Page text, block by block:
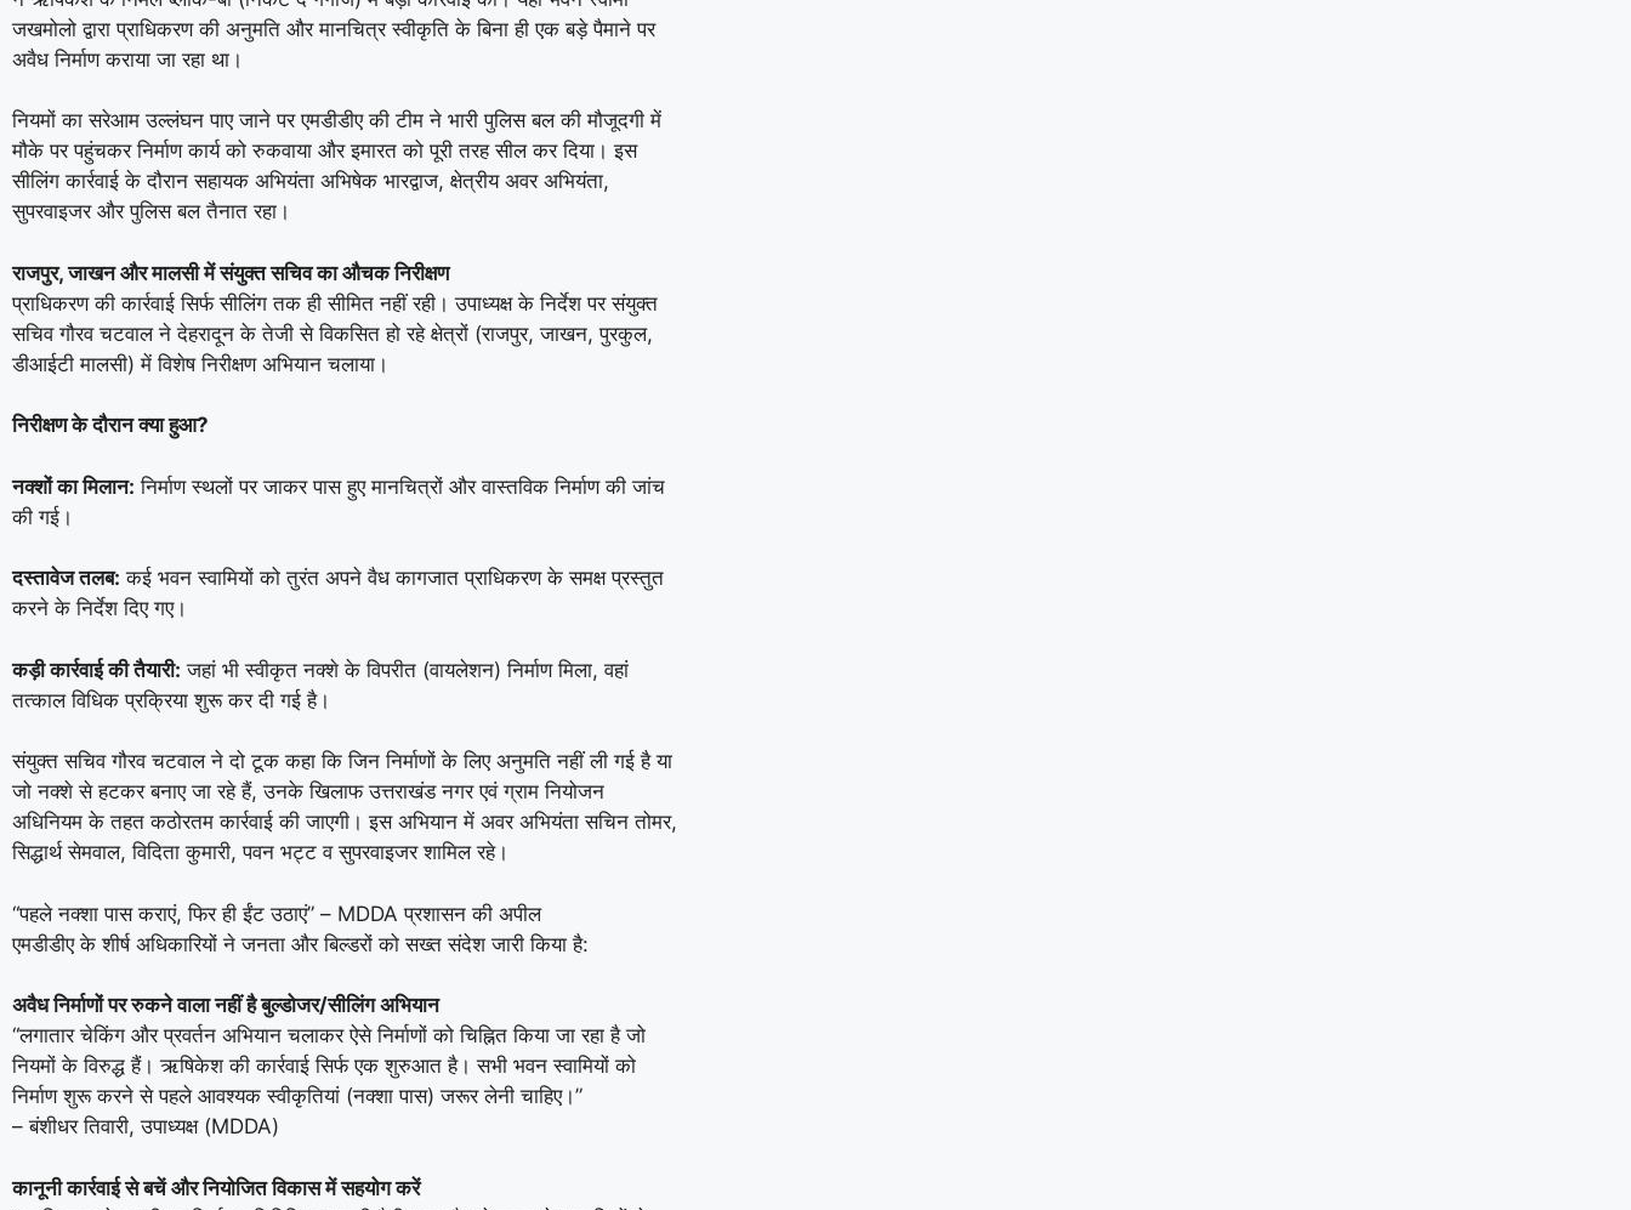
जखमोलो द्वारा प्राधिकरण की अनुमति और मानचित्र स्वीकृति के बिना ही एक बड़े पैमाने पर
अवैध निर्माण कराया जा रहा था।
नियमों का सरेआम उल्लंघन पाए जाने पर एमडीडीए की टीम ने भारी पुलिस बल की मौजूदगी में
मौके पर पहुंचकर निर्माण कार्य को रुकवाया और इमारत को पूरी तरह सील कर दिया। इस
सीलिंग कार्रवाई के दौरान सहायक अभियंता अभिषेक भारद्वाज, क्षेत्रीय अवर अभियंता,
सुपरवाइजर और पुलिस बल तैनात रहा।
राजपुर, जाखन और मालसी में संयुक्त सचिव का औचक निरीक्षण
प्राधिकरण की कार्रवाई सिर्फ सीलिंग तक ही सीमित नहीं रही। उपाध्यक्ष के निर्देश पर संयुक्त
सचिव गौरव चटवाल ने देहरादून के तेजी से विकसित हो रहे क्षेत्रों (राजपुर, जाखन, पुरकुल,
डीआईटी मालसी) में विशेष निरीक्षण अभियान चलाया।
निरीक्षण के दौरान क्या हुआ?
नक्शों का मिलान: निर्माण स्थलों पर जाकर पास हुए मानचित्रों और वास्तविक निर्माण की जांच
की गई।
दस्तावेज तलब: कई भवन स्वामियों को तुरंत अपने वैध कागजात प्राधिकरण के समक्ष प्रस्तुत
करने के निर्देश दिए गए।
कड़ी कार्रवाई की तैयारी: जहां भी स्वीकृत नक्शे के विपरीत (वायलेशन) निर्माण मिला, वहां
तत्काल विधिक प्रक्रिया शुरू कर दी गई है।
संयुक्त सचिव गौरव चटवाल ने दो टूक कहा कि जिन निर्माणों के लिए अनुमति नहीं ली गई है या
जो नक्शे से हटकर बनाए जा रहे हैं, उनके खिलाफ उत्तराखंड नगर एवं ग्राम नियोजन
अधिनियम के तहत कठोरतम कार्रवाई की जाएगी। इस अभियान में अवर अभियंता सचिन तोमर,
सिद्धार्थ सेमवाल, विदिता कुमारी, पवन भट्ट व सुपरवाइजर शामिल रहे।
“पहले नक्शा पास कराएं, फिर ही ईंट उठाएं” – MDDA प्रशासन की अपील
एमडीडीए के शीर्ष अधिकारियों ने जनता और बिल्डरों को सख्त संदेश जारी किया है:
अवैध निर्माणों पर रुकने वाला नहीं है बुल्डोजर/सीलिंग अभियान
“लगातार चेकिंग और प्रवर्तन अभियान चलाकर ऐसे निर्माणों को चिह्नित किया जा रहा है जो
नियमों के विरुद्ध हैं। ऋषिकेश की कार्रवाई सिर्फ एक शुरुआत है। सभी भवन स्वामियों को
निर्माण शुरू करने से पहले आवश्यक स्वीकृतियां (नक्शा पास) जरूर लेनी चाहिए।”
– बंशीधर तिवारी, उपाध्यक्ष (MDDA)
कानूनी कार्रवाई से बचें और नियोजित विकास में सहयोग करें